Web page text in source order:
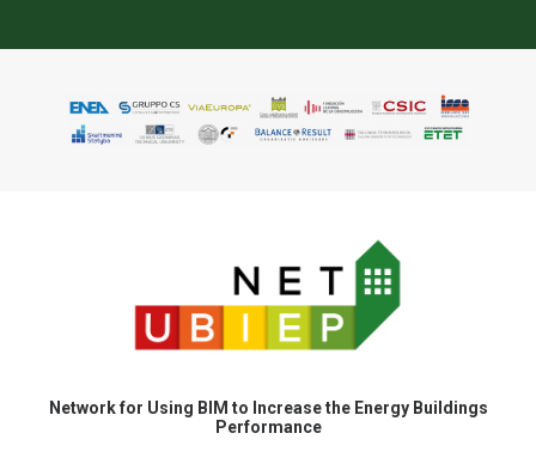
Network for Using BIM to Increase the Energy Buildings
Performance